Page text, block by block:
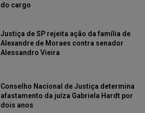
do cargo
Justiça de SP rejeita ação da família de
Alexandre de Moraes contra senador
Alessandro Vieira
Conselho Nacional de Justiça determina
afastamento da juíza Gabriela Hardt por
dois anos